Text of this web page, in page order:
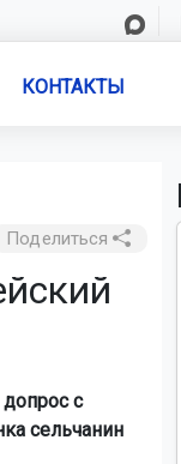
КОНТАКТЫ
Поделиться
с
сельчанин